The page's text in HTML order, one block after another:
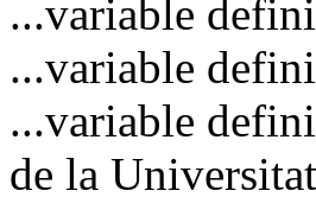
...variable
...variable
...variable
de la